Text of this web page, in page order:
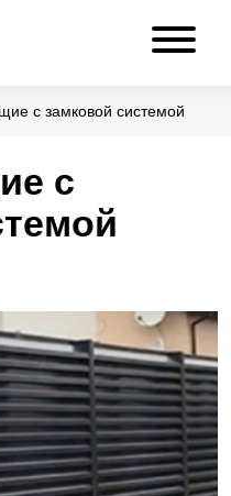
с замковой системой
с